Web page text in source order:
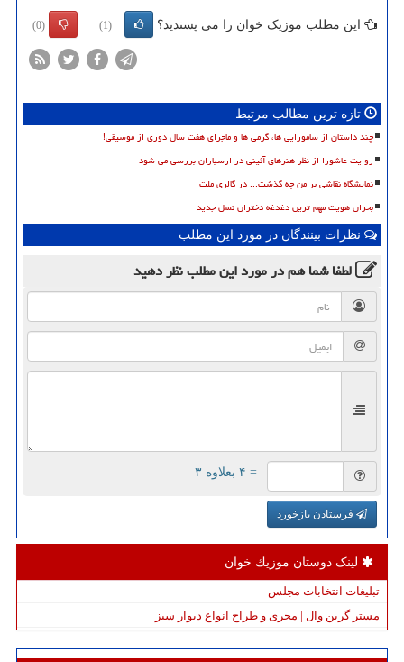
این مطلب موزیک خوان را می پسندید؟ (1)
(0)
تازه ترین مطالب مرتبط
چند داستان از سامورایی ها، گرمی ها و ماجرای هفت سال دوری از موسیقی!
روایت عاشورا از نظر هنرهای آئینی در ارسباران بررسی می شود
نمایشگاه نقاشی بر من چه گذشت... در گالری ملت
بحران هویت مهم ترین دغدغه دختران نسل جدید
نظرات بینندگان در مورد این مطلب
لطفا شما همدر مورد این مطلبنظر دهید
= ۴ بعلاوه ۳
فرستادن بازخورد
لینک دوستان موزیك خوان
تبلیغات انتخابات مجلس
مستر گرین وال | مجری و طراح انواع دیوار سبز